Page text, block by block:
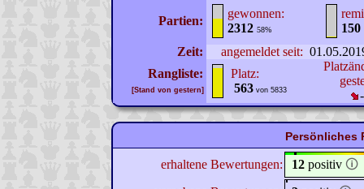
Partien:
gewonnen:
2312 58%
150
Zeit:
angemeldet seit:
Rangliste:
[Stand von gestern]
Platz:
563 von 5833
Persönliches
erhaltene Bewertungen: 12 positiv 🛈